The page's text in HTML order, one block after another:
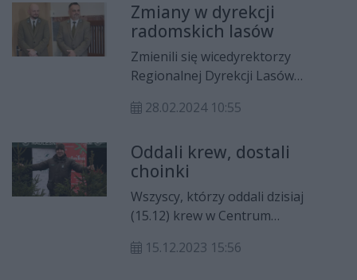
mundurowych.
Zmiany w dyrekcji
radomskich lasów
Zmienili się wicedyrektorzy
Regionalnej Dyrekcji Lasów
emeryturę odeszli Marek Szary i
objęli Roman Wróblewski i Mariusz
Sołtykiewicz.
28.02.2024 10:55
Oddali krew, dostali
choinki
Wszyscy, którzy oddali dzisiaj
(15.12) krew w Centrum
zamian odebrać żywą choinkę. Lasy
15.12.2023 15:56